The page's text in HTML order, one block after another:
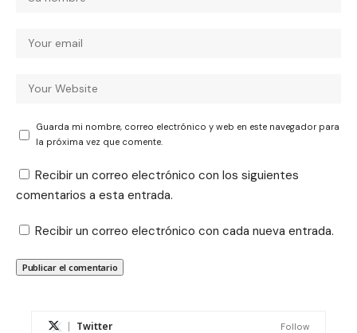
Guarda mi nombre, correo electrónico y web en este navegador para
la próxima vez que comente.
Recibir un correo electrónico con los siguientes
comentarios a esta entrada.
Recibir un correo electrónico con cada nueva entrada.
Twitter Follow